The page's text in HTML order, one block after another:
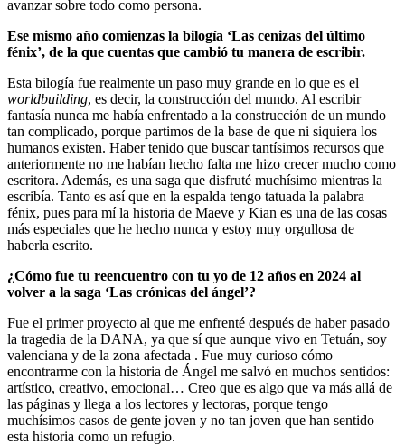
avanzar sobre todo como persona.
Ese mismo año comienzas la bilogía ‘Las cenizas del último
fénix’, de la que cuentas que cambió tu manera de escribir.
​Esta bilogía fue realmente un paso muy grande en lo que es el
worldbuilding, es decir, la construcción del mundo. Al escribir
fantasía nunca me había enfrentado a la construcción de un mundo
tan complicado, porque partimos de la base de que ni siquiera los
humanos existen. Haber tenido que buscar tantísimos recursos que
anteriormente no me habían hecho falta me hizo crecer mucho como
escritora. Además, es una saga que disfruté muchísimo mientras la
escribía. Tanto es así que en la espalda tengo tatuada la palabra
fénix, pues para mí la historia de Maeve y Kian es una de las cosas
más especiales que he hecho nunca y estoy muy orgullosa de
haberla escrito.
¿Cómo fue tu reencuentro con tu yo de 12 años en 2024 al
volver a la saga ‘Las crónicas del ángel’?
Fue el primer proyecto al que me enfrenté después de haber pasado
la tragedia de la DANA, ya que sí que aunque vivo en Tetuán, soy
valenciana y de la zona afectada . Fue muy curioso cómo
encontrarme con la historia de Ángel me salvó en muchos sentidos:
artístico, creativo, emocional… Creo que es algo que va más allá de
las páginas y llega a los lectores y lectoras, porque tengo
muchísimos casos de gente joven y no tan joven que han sentido
esta historia como un refugio.